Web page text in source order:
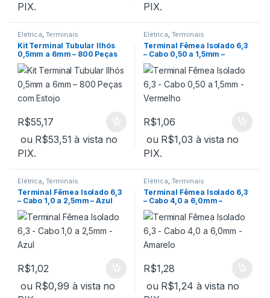
PIX.
PIX.
Elétrica, Terminais
Kit Terminal Tubular Ilhós
0,5mm a 6mm – 800 Peças
com Estojo
R$55,17
ou R$53,51 à vista no
PIX.
Elétrica, Terminais
Terminal Fêmea Isolado 6,3
– Cabo 0,50 a 1,5mm –
Vermelho
R$1,06
ou R$1,03 à vista no
PIX.
Elétrica, Terminais
Terminal Fêmea Isolado 6,3
– Cabo 1,0 a 2,5mm – Azul
R$1,02
ou R$0,99 à vista no
Elétrica, Terminais
Terminal Fêmea Isolado 6,3
– Cabo 4,0 a 6,0mm –
Amarelo
R$1,28
ou R$1,24 à vista no